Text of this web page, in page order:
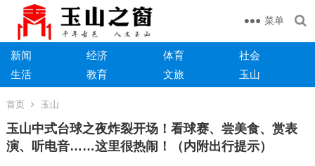
菜单
新闻 经济 体育
社会
生活
教育 文旅 玉山
首页 玉山
玉山中式台球之夜炸裂开场！看球赛、尝美食、赏表
演、听电音……这里很热闹！（内附出行提示）